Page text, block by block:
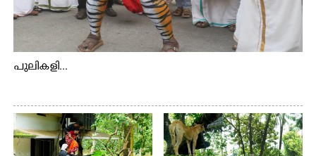
പുലികളി...